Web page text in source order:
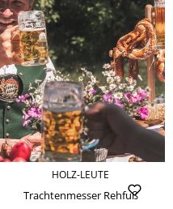
HOLZ-LEUTE
Trachtenmesser Rehfuß